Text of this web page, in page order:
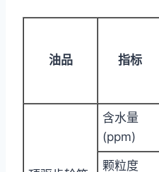
油品 指标
含水量
(ppm)
颗粒度